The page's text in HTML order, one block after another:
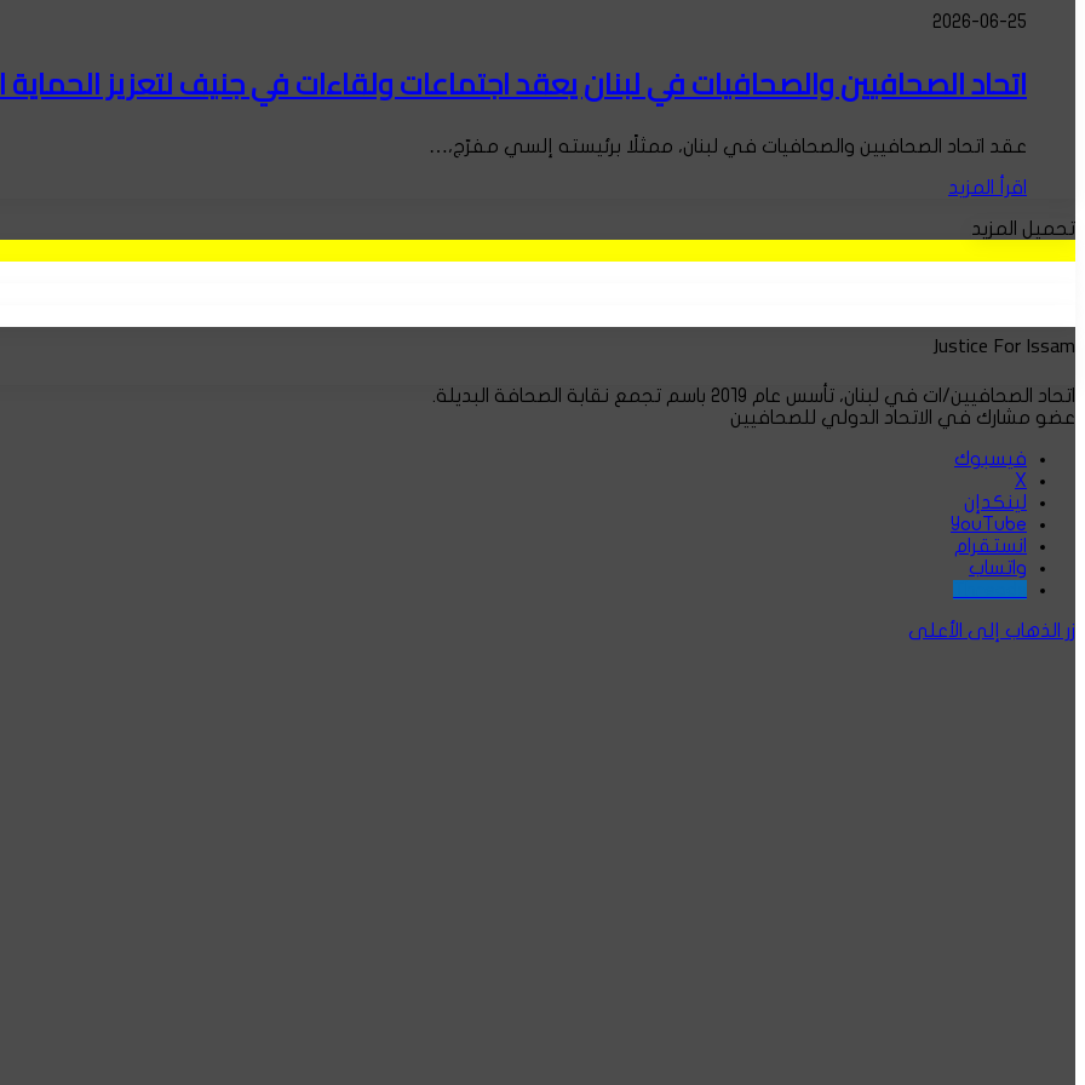
2026-06-25
اتحاد الصحافيين والصحافيات في لبنان يعقد اجتماعات ولقاءات في جنيف لتعزيز الحماية
عقد اتحاد الصحافيين والصحافيات في لبنان، ممثلًا برئيسته إلسي مفرّج،…
اقرأ المزيد
تحميل المزيد
Justice For Issam
اتحاد الصحافيين/ات في لبنان، تأسس عام ٢٠١٩ باسم تجمع نقابة الصحافة البديلة.
عضو مشارك في الاتحاد الدولي للصحافيين
فيسبوك
‫X
لينكدإن
‫YouTube
انستقرام
واتساب
زر الذهاب إلى الأعلى